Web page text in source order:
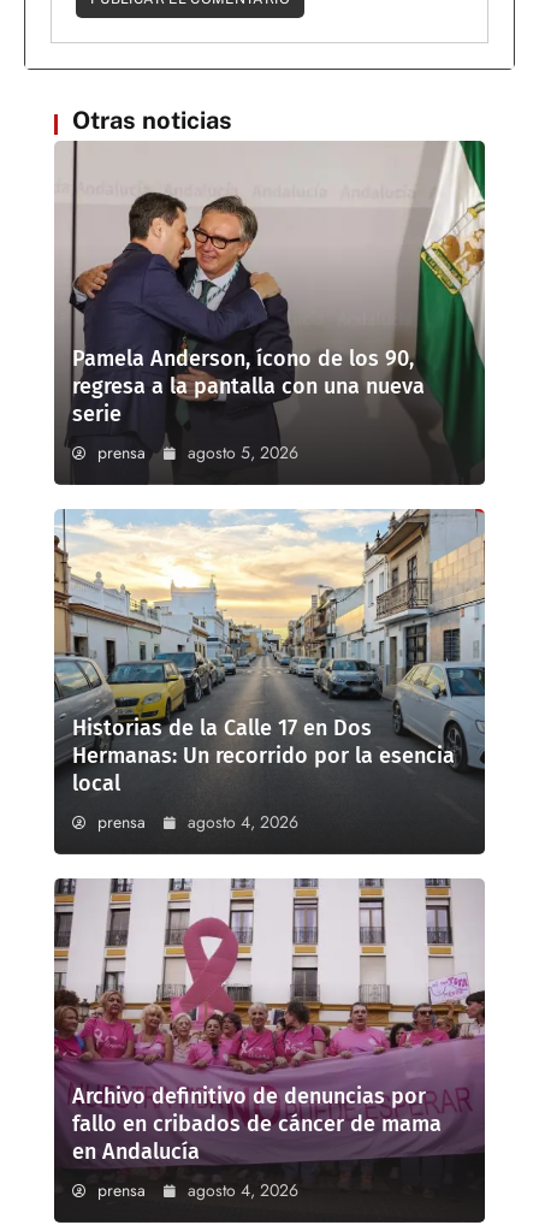
Otras noticias
Pamela Anderson, ícono de los 90,
regresa a la pantalla con una nueva
serie
prensa agosto 5, 2026
Historias de la Calle 17 en Dos
Hermanas: Un recorrido por la esencia
local
prensa agosto 4, 2026
Archivo definitivo de denuncias por
fallo en cribados de cáncer de mama
en Andalucía
prensa agosto 4, 2026